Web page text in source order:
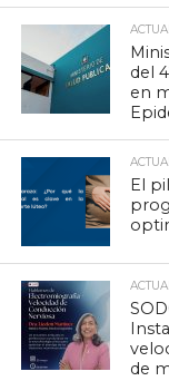
del
en
El
de